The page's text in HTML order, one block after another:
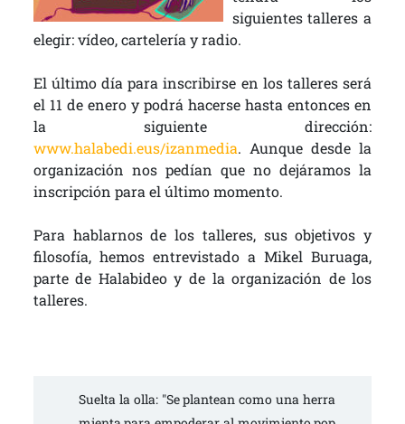
siguientes talleres a
elegir: vídeo, cartelería y radio.
El último día para inscribirse en los talleres será
el 11 de enero y podrá hacerse hasta entonces en
la siguiente dirección:
www.halabedi.eus/izanmedia. Aunque desde la
organización nos pedían que no dejáramos la
inscripción para el último momento.
Para hablarnos de los talleres, sus objetivos y
filosofía, hemos entrevistado a Mikel Buruaga,
parte de Halabideo y de la organización de los
talleres.
Suelta la olla: "Se plantean como una herra